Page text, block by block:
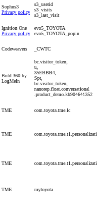
Sophus3
Privacy policy
s3_userid
s3_visits
s3_last_visit
Ignition One
Privacy policy
evo5_TOYOTA
evo5_TOYOTA_popin
Codeweavers
_CWTC
Bold 360 by
LogMeIn
bc.visitor_token,
u,
35EBBB4,
Spt,
bc.visitor_token,
nanorep.float.conversational
.product_demo.kb904641352
TME com.toyota.tme.lc
TME
TME
TME mytoyota